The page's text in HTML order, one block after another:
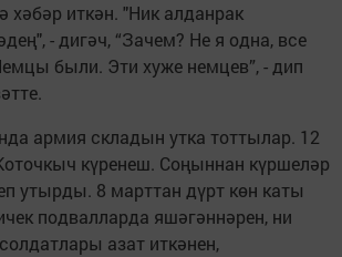
хәбәр иткән. "Ник алданрак
- дигәч, “Зачем? Не я одна, все
были. Эти хуже немцев”, - дип
армия складын утка тоттылар. 12
күренеш. Соңыннан күршеләр
утырды. 8 марттан дүрт көн каты
подвалларда яшәгәннәрен, ни
азат иткәнен,